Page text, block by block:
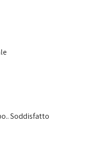
Soddisfatto